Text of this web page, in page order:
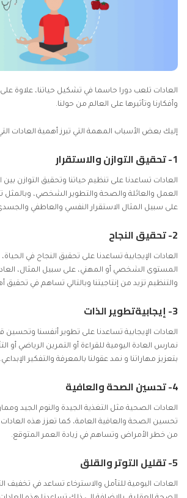
العادات تلعب دورا حاسما في تشكيل حياتنا، علاوة
وأفكارنا وتأثيرها على العالم من حولنا.
إليك بعض الأسباب المهمة التي تبرز أهمية العادات
1- تحقيق التوازن والاستقرار
العادات تساعدنا على تنظيم حياتنا وتحقيق التوازن بين
العمل والعائلة والصحة والتطوير الشخصي، وبالمثل
على سبيل المثال الاستقرار النفسي والعاطفي
2- تحقيق النجاح
العادات الإيجابية تساعدنا على تحقيق النجاح في
المستوى الشخصي أو المهني، على سبيل المثال،
والتنظيم تزيد من إنتاجيتنا وبالتالي تساهم في تحقيق
3- إيجابيةتطوير الذات
العادات الإيجابية تساعدنا على تطوير أنفسنا وتحسين
نمارس العادة اليومية للقراءة أو التمرين الرياضي أو
بتعزيز مهاراتنا و نمد عقولنا بالمعرفة والتفكير الإبداعي.
4- تحسين الصحة والعافية
العادات الصحية مثل التغذية الجيدة والنوم الجيد
تحسين الصحة والعافية العامة، كما تعزز هذه
من خطر الأمراض وتساهم في زيادة العمر المتوقع.
5- تقليل التوتر والقلق
العادات اليومية للتأمل والاسترخاء تساعد في تخفيف